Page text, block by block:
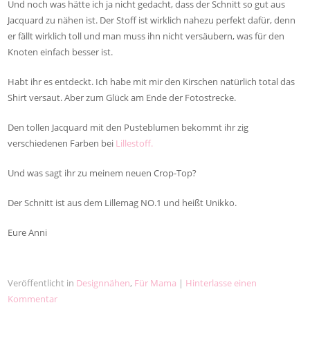
Und noch was hätte ich ja nicht gedacht, dass der Schnitt so gut aus
Jacquard zu nähen ist. Der Stoff ist wirklich nahezu perfekt dafür, denn
er fällt wirklich toll und man muss ihn nicht versäubern, was für den
Knoten einfach besser ist.
Habt ihr es entdeckt. Ich habe mit mir den Kirschen natürlich total das
Shirt versaut. Aber zum Glück am Ende der Fotostrecke.
Den tollen Jacquard mit den Pusteblumen bekommt ihr zig
verschiedenen Farben bei Lillestoff.
Und was sagt ihr zu meinem neuen Crop-Top?
Der Schnitt ist aus dem Lillemag NO.1 und heißt Unikko.
Eure Anni
Veröffentlicht in Designnähen, Für Mama | Hinterlasse einen
Kommentar